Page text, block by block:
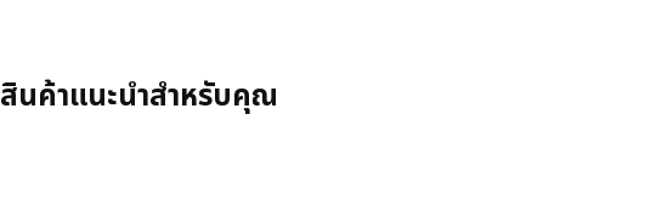
สินค้าแนะนำสำหรับคุณ